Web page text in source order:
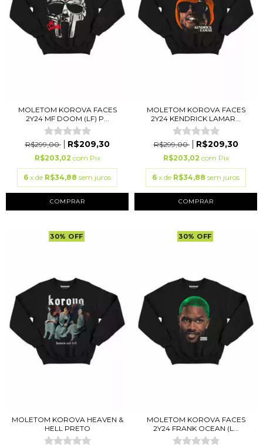
MOLETOM KOROVA FACES
2Y24 MF DOOM (LF) P...
R$299,00 R$209,30
R$203,02 com Pix
6 x de R$34,88 sem juros
COMPRAR
MOLETOM KOROVA FACES
2Y24 KENDRICK LAMAR...
R$299,00 R$209,30
R$203,02 com Pix
6 x de R$34,88 sem juros
COMPRAR
30% OFF
MOLETOM KOROVA HEAVEN &
HELL PRETO
30% OFF
MOLETOM KOROVA FACES
2Y24 FRANK OCEAN (L...